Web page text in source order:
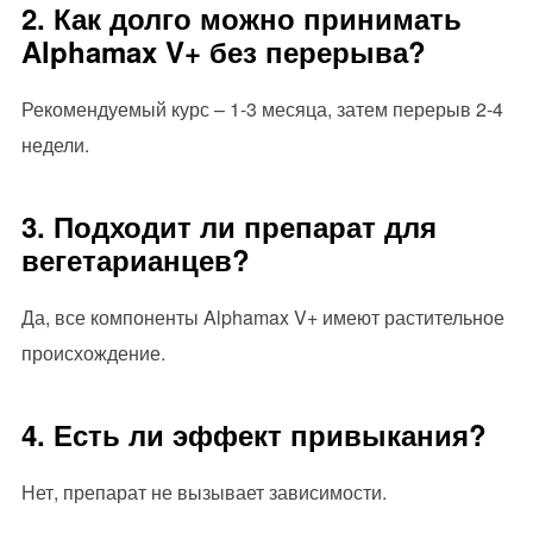
2. Как долго можно принимать
Alphamax V+ без перерыва?
Рекомендуемый курс – 1-3 месяца, затем перерыв 2-4
недели.
3. Подходит ли препарат для
вегетарианцев?
Да, все компоненты Alphamax V+ имеют растительное
происхождение.
4. Есть ли эффект привыкания?
Нет, препарат не вызывает зависимости.